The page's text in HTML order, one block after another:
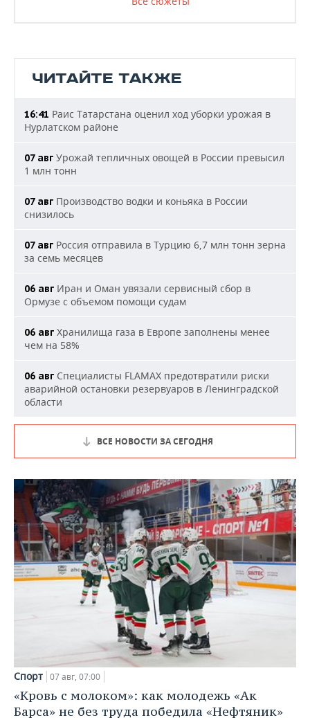
ЧИТАЙТЕ ТАКЖЕ
16:41 Раис Татарстана оценил ход уборки урожая в
Нурлатском районе
07 авг Урожай тепличных овощей в России превысил
1 млн тонн
07 авг Производство водки и коньяка в России
снизилось
07 авг Россия отправила в Турцию 6,7 млн тонн зерна
за семь месяцев
06 авг Иран и Оман увязали сервисный сбор в
Ормузе с объемом помощи судам
06 авг Хранилища газа в Европе заполнены менее
чем на 58%
06 авг Специалисты FLAMAX предотвратили риски
аварийной остановки резервуаров в Ленинградской
области
ВСЕ НОВОСТИ ЗА СЕГОДНЯ
Спорт 07 авг, 07:00
«Кровь с молоком»: как молодежь «Ак
Барса» не без труда победила «Нефтяник»